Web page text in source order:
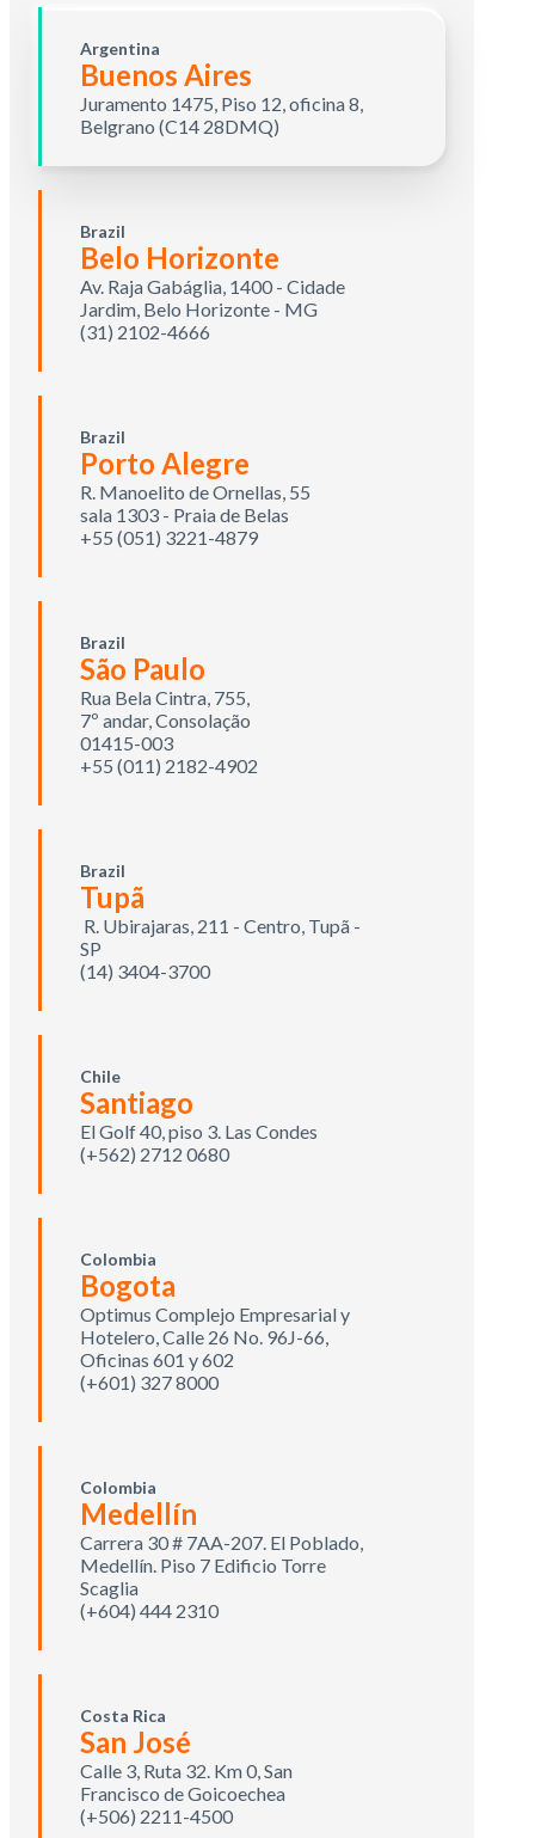
Argentina
Buenos Aires
Juramento 1475, Piso 12, oficina 8,
Belgrano (C14 28DMQ)
Brazil
Belo Horizonte
Av. Raja Gabáglia, 1400 - Cidade
Jardim, Belo Horizonte - MG
(31) 2102-4666
Brazil
Porto Alegre
R. Manoelito de Ornellas, 55
sala 1303 - Praia de Belas
+55 (051) 3221-4879
Brazil
São Paulo
Rua Bela Cintra, 755,
7º andar, Consolação
01415-003
+55 (011) 2182-4902
Brazil
Tupã
R. Ubirajaras, 211 - Centro, Tupã -
SP
(14) 3404-3700
Chile
Santiago
El Golf 40, piso 3. Las Condes
(+562) 2712 0680
Colombia
Bogota
Optimus Complejo Empresarial y
Hotelero, Calle 26 No. 96J-66,
Oficinas 601 y 602
(+601) 327 8000
Colombia
Medellín
Carrera 30 # 7AA-207. El Poblado,
Medellín. Piso 7 Edificio Torre
Scaglia
(+604) 444 2310
Costa Rica
San José
Calle 3, Ruta 32. Km 0, San
Francisco de Goicoechea
(+506) 2211-4500